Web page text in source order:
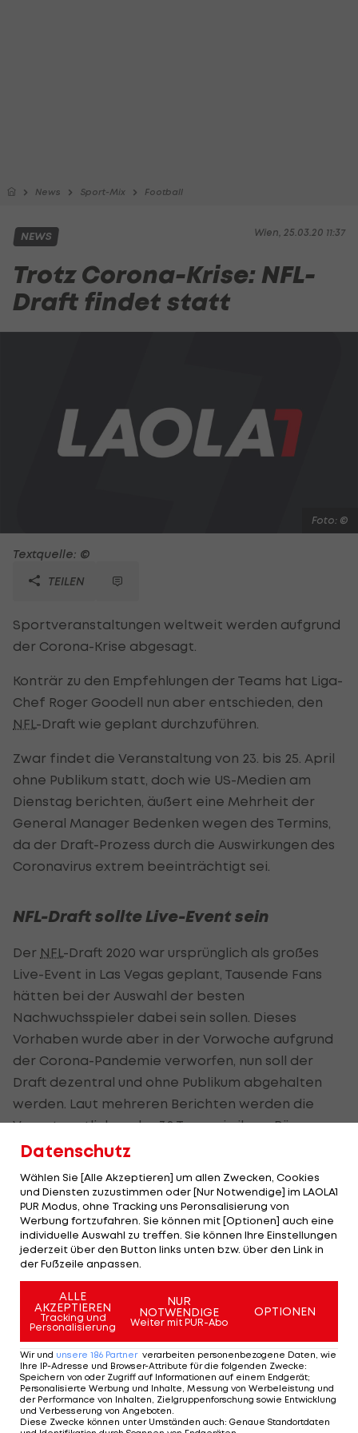
News Sport-Mix Football
Wien, 25.03.20 11:37
NEWS
Trotz Corona-Krise: NFL-
Draft findet statt
Foto: ©
Textquelle: ©
TEILEN
Sportveranstaltungen weltweit werden aufgrund
der Corona-Krise abgesagt.
Konträr zu den Empfehlungen der Teams hat Liga-
Chef Roger Goodell nun aber entschieden, den
NFL -Draft wie geplant durchzuführen.
Zwar findet die Veranstaltung von 23. bis 25. April
ohne Publikum statt, doch wie US-Medien am
Dienstag berichten, äußert eine Mehrheit der
General Manager Bedenken wegen des Termins,
da der Draft-Prozess durch die Auswirkungen des
Coronavirus extrem beeinträchtigt sei.
NFL-Draft sollte Live-Event sein
Der NFL -Draft 2020 war ursprünglich als großes
Live-Event in Las Vegas geplant, Tausende Fans
hätten bei der Auswahl der besten
Nachwuchsspieler dabei sein sollen. Dieses
Vorhaben wurde aber in der Vorwoche aufgrund
der Corona-Pandemie verworfen, nun soll der
Draft dezentral und ohne Publikum abgehalten
werden. Laut mehreren Berichten werden die
Verantwortlichen der 32 Teams in ihren Büros
sitzen, die TV-Übertragung kommt direkt aus
Dennoch plädieren die General Manager bei
einer Telefonkonferenz am Dienstag für eine
Verschiebung, da eine ordnungsgemäße
Vorbereitung auf den Draft derzeit kaum möglich
sei. Die Maßnahmen im Kampf gegen das Virus
haben unter anderem dazu geführt, dass alle
Besuche von möglichen neuen Spielern bei den
Teams untersagt sind. Ebenso verboten sind
Medizinchecks, das gilt bei sämtlichen
Spielerwechseln.
Datenschutz
Wählen Sie [Alle Akzeptieren] um allen Zwecken, Cookies
und Diensten zuzustimmen oder [Nur Notwendige] im LAOLA1
PUR Modus, ohne Tracking uns Peronsalisierung von
Werbung fortzufahren. Sie können mit [Optionen] auch eine
individuelle Auswahl zu treffen. Sie können Ihre Einstellungen
jederzeit über den Button links unten bzw. über den Link in
der Fußzeile anpassen.
ALLE
AKZEPTIEREN
Tracking und
Personalisierung
NUR
NOTWENDIGE
Weiter mit PUR-Abo
OPTIONEN
Wir und unsere 186 Partner verarbeiten personenbezogene Daten, wie
Ihre IP-Adresse und Browser-Attribute für die folgenden Zwecke:
Speichern von oder Zugriff auf Informationen auf einem Endgerät;
Personalisierte Werbung und Inhalte, Messung von Werbeleistung und
der Performance von Inhalten, Zielgruppenforschung sowie Entwicklung
und Verbesserung von Angeboten.
Diese Zwecke können unter Umständen auch: Genaue Standortdaten